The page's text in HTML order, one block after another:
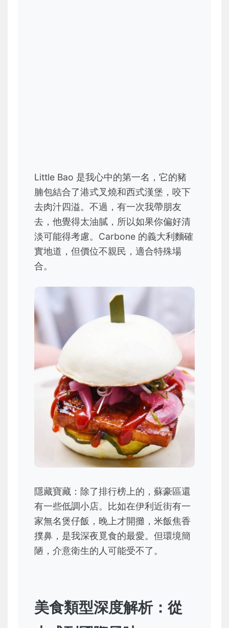
Little Bao 是我心中的第一名，它的豬
腩包結合了港式叉燒和西式漢堡，咬下
去肉汁四溢。不過，有一次我帶朋友
去，他覺得太油膩，所以如果你偏好清
淡可能得考慮。Carbone 的義大利麵確
實地道，但價位不親民，適合特殊場
合。
隱藏寶藏：除了排行榜上的，蘇豪區還
有一些低調小店。比如在伊利近街有一
家無名煲仔飯，晚上才開攤，米飯焦香
撲鼻，是我深夜覓食的最愛。但環境簡
陋，介意衛生的人可能受不了。
美食類型深度解析：從